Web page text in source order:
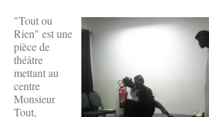
"Tout ou
Rien" est une
pièce de
théâtre
mettant au
centre
Monsieur
Tout,